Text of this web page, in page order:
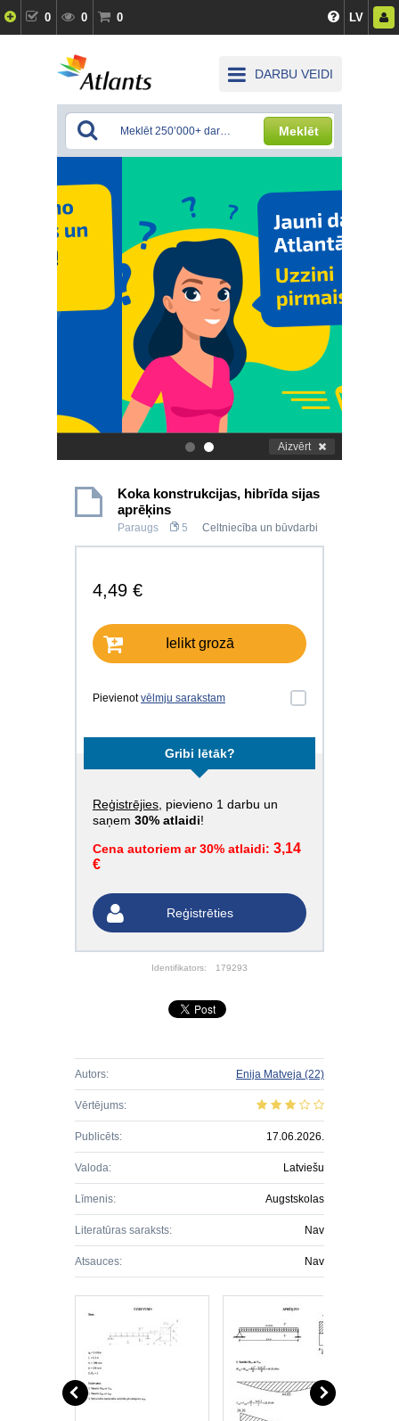
0 0 0 LV
DARBU VEIDI
Meklēt
. Aizvērt
Koka konstrukcijas, hibrīda sijas
aprēķins
Paraugs 5 Celtniecība un būvdarbi
4,49 €
Ielikt grozā
Pievienotvēlmju sarakstam
Gribi lētāk?
Reģistrējies , pievieno 1 darbu un
saņem 30% atlaidi!
Cena autoriem ar 30% atlaidi: 3,14
€
Reģistrēties
Identifikators: 179293
Autors: Enija Matveja (22)
Vērtējums:
Publicēts: 17.06.2026.
Valoda: Latviešu
Līmenis: Augstskolas
Literatūras saraksts: Nav
Atsauces: Nav